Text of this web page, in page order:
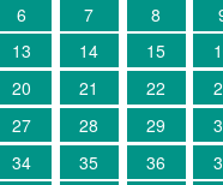
6 7 8
13 14 15
20 21 22
27 28 29
34 35 36